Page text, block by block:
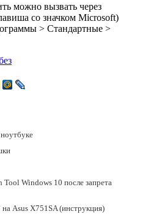
можно вызвать через
со значком Microsoft)
> Стандартные >
Tool Windows 10 после запрета
Asus X751SA (инструкция)